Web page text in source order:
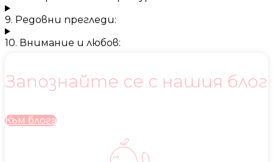
9. Редовни прегледи:
10. Внимание и любов:
Запознайте се с нашия блог
Към блога